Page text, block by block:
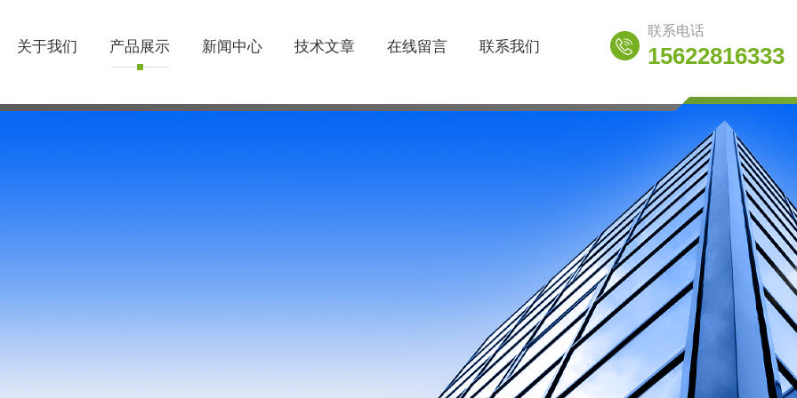
关于我们 产品展示 新闻中心 技术文章 在线留言 联系我们
联系电话
15622816333